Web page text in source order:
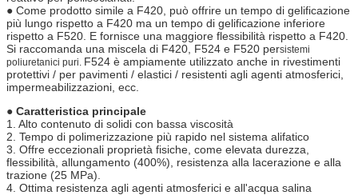
● Come prodotto simile a F420, può offrire un tempo di gelificazione
più lungo rispetto a F420 ma un tempo di gelificazione inferiore
rispetto a F520. E fornisce una maggiore flessibilità rispetto a F420.
Si raccomanda una miscela di F420, F524 e F520 persistemi
poliuretanici puri. F524 è ampiamente utilizzato anche in rivestimenti
protettivi / per pavimenti / elastici / resistenti agli agenti atmosferici,
impermeabilizzazioni, ecc.
● Caratteristica principale
1. Alto contenuto di solidi con bassa viscosità
2. Tempo di polimerizzazione più rapido nel sistema alifatico
3. Offre eccezionali proprietà fisiche, come elevata durezza,
flessibilità, allungamento (400%), resistenza alla lacerazione e alla
trazione (25 MPa).
4. Ottima resistenza agli agenti atmosferici e all'acqua salina